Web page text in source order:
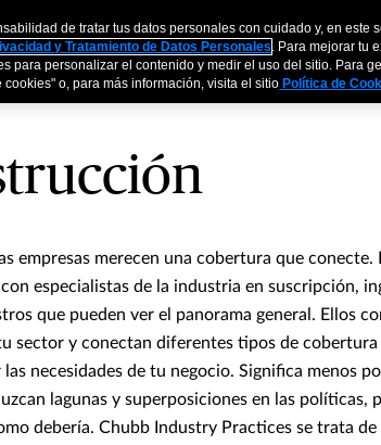
Personas y FamiliasEmpresas Agentes
empresas merecen una cobertura que conecte.
especialistas de la industria en suscripción,
que pueden ver el panorama general. Ellos
sector y conectan diferentes tipos de
necesidades de tu negocio. Significa menos
lagunas y superposiciones en las políticas,
debería. Chubb Industry Practices se trata de
de tratar tus datos personales con cuidado y, en este
y Tratamiento de Datos Personales. Para mejorar tu
para personalizar el contenido y medir el uso del sitio. Para
o, para más información, visita el sitio Política de